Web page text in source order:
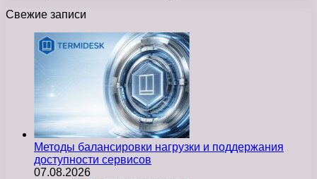
Свежие записи
Методы балансировки нагрузки и поддержания
доступности сервисов
07.08.2026